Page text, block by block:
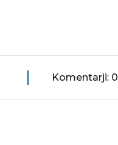
Komentarji: 0